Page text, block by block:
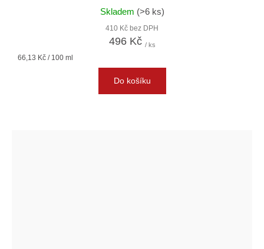
Skladem (>6 ks)
410 Kč bez DPH
496 Kč / ks
Měrná
66,13 Kč / 100 ml
Do košíku